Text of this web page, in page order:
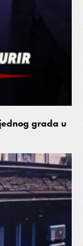
grada u